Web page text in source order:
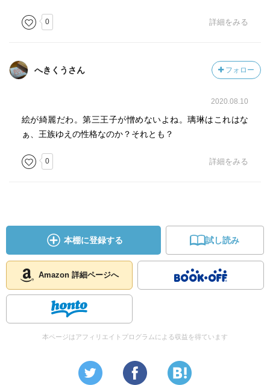
0 詳細をみる
へきくうさん フォロー
2020.08.10
絵が綺麗だわ。第三王子が憎めないよね。璃琳はこれはな
ぁ、王族ゆえの性格なのか？それとも？
0 詳細をみる
本棚に登録する 試し読み
Amazon 詳細ページへ
本ページはアフィリエイトプログラムによる収益を得ています